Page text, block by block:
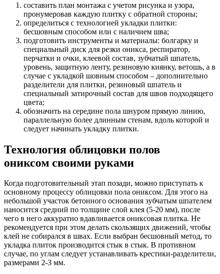
составить план монтажа с учетом рисунка и узора,
пронумеровав каждую плитку с обратной стороны;
определиться с технологией укладки плитки:
бесшовным способом или с наличием шва;
подготовить инструменты и материалы: болгарку и
специальный диск для резки оникса, респиратор,
перчатки и очки, клеевой состав, зубчатый шпатель,
уровень, защитную ленту, резиновую киянку, ветошь, а в
случае с укладкой шовным способом – дополнительно
разделители для плитки, резиновый шпатель и
специальный затирочный состав для швов подходящего
цвета;
обозначить на середине пола шнуром прямую линию,
параллельную более длинным стенам, вдоль которой и
следует начинать укладку плитки.
Технология облицовки полов
ониксом своими руками
Когда подготовительный этап позади, можно приступать к
основному процессу облицовки пола ониксом. Для этого на
небольшой участок бетонного основания зубчатым шпателем
наносится средний по толщине слой клея (5-20 мм), после
чего в него аккуратно вдавливается ониксовая плитка. Не
рекомендуется при этом делать скользящих движений, чтобы
клей не собирался в швах. Если выбран бесшовный метод, то
укладка плиток производится стык в стык. В противном
случае, по углам следует устанавливать крестики-разделители,
размерами 2-3 мм.